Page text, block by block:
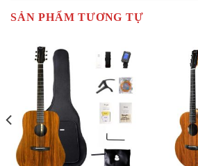
SẢN PHẨM TƯƠNG TỰ